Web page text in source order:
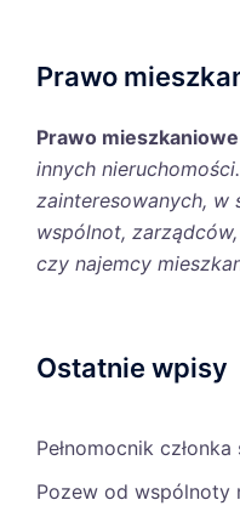
Prawo
Prawo mieszkaniowe
innych
zainteresowanych, w
wspólnot,
czy najemcy
Ostatnie wpisy
Pełnomocnik członka
Pozew od wspólnoty